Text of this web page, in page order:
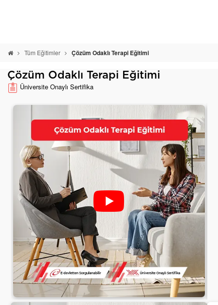
Tüm Eğitimler Çözüm Odaklı Terapi Eğitimi
Çözüm Odaklı Terapi Eğitimi
Üniversite Onaylı Sertifika